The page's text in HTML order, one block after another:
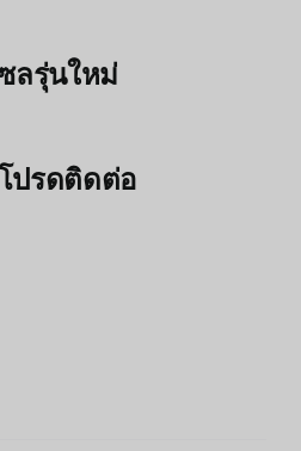
ลรุ่นใหม่
ปรดติดต่อ